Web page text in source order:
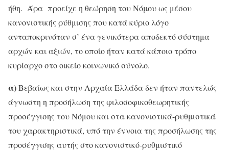
ήθη. Άρα προείχε η θεώρηση του Νόμου ως μέσου
κανονιστικής ρύθμισης που κατά κύριο λόγο
ανταποκρινόταν σ’ ένα γενικότερα αποδεκτό σύστημα
αρχών και αξιών, το οποίο ήταν κατά κάποιο τρόπο
κυρίαρχο στο οικείο κοινωνικό σύνολο.
α)Βεβαίως και στην Αρχαία Ελλάδα δεν ήταν παντελώς
άγνωστη η προσήλωση της φιλοσοφικοθεωρητικής
προσέγγισης του Νόμου και στα κανονιστικά-ρυθμιστικά
του χαρακτηριστικά, υπό την έννοια της προσήλωσης της
προσέγγισης αυτής στο κανονιστικό-ρυθμιστικό